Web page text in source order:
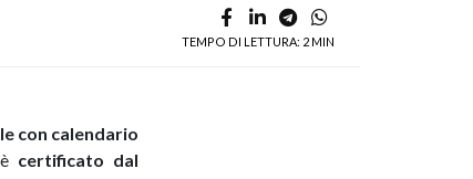
TEMPO DI LETTURA: 2 MIN
con calendario
certificato dal